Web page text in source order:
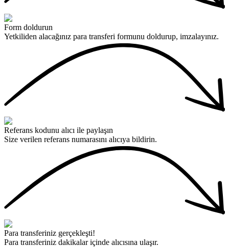
Form doldurun
Yetkiliden alacağınız para transferi formunu doldurup, imzalayınız.
Referans kodunu alıcı ile paylaşın
Size verilen referans numarasını alıcıya bildirin.
Para transferiniz gerçekleşti!
Para transferiniz dakikalar içinde alıcısına ulaşır.